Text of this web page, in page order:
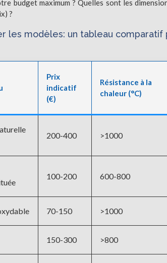
budget maximum ? Quelles sont les
?
les modèles: un tableau comparatif
Prix
indicatif
(€)
Résistance à la
chaleur (°C)
200-400 >1000
100-200 600-800
70-150 >1000
150-300 >800